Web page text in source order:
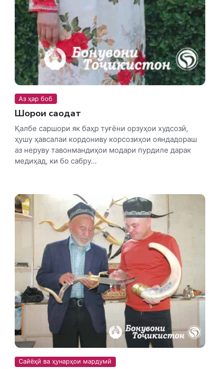
Аз ҳар боб
Шоҳроҳи саодат
Қалбе саршори як баҳр туғёни орзуҳои худсозӣ,
ҳушу ҳавсалаи кордониву корсозиҳои ояндадораш
аз неруву тавонмандиҳои модари пурдиле дарак
медиҳад, ки бо сабру...
Сайёҳӣ ва ҳунарҳои мардумӣ